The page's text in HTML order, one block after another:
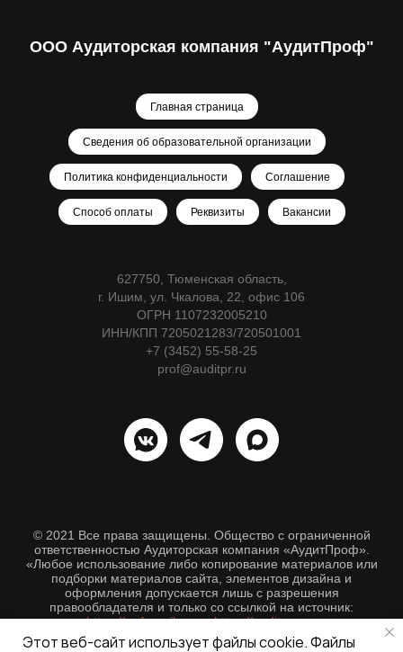
ООО Аудиторская компания "АудитПроф"
Главная страница
Сведения об образовательной организации
Политика конфиденциальности Соглашение
Способ оплаты Реквизиты Вакансии
627750, Тюменская область,
г. Ишим, ул. Чкалова, 22, офис 106
ОГРН 1107232005210
ИНН/КПП 7205021283/720501001
+7 (3452) 55-58-25
prof@auditpr.ru
© 2021 Все права защищены. Общество с ограниченной
ответственностью Аудиторская компания «АудитПроф».
«Любое использование либо копирование материалов или
подборки материалов сайта, элементов дизайна и
оформления допускается лишь с разрешения
правообладателя и только со ссылкой на источник:
https://ru.freepik.com,https://auditpr.ru».
Этот веб-сайт использует файлы cookie. Файлы